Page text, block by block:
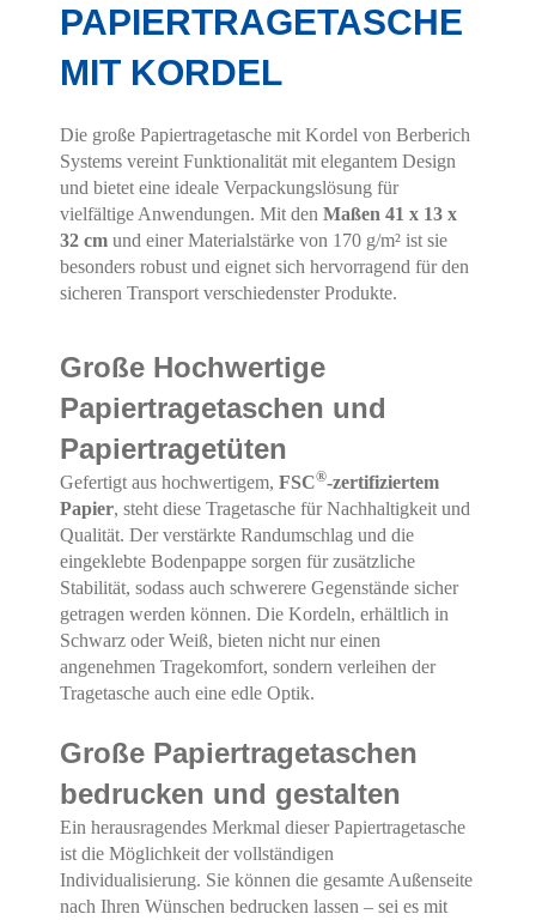
PAPIERTRAGETASCHE
MIT KORDEL
Die große Papiertragetasche mit Kordel von Berberich
Systems vereint Funktionalität mit elegantem Design
und bietet eine ideale Verpackungslösung für
vielfältige Anwendungen. Mit den Maßen 41 x 13 x
32 cm und einer Materialstärke von 170 g/m² ist sie
besonders robust und eignet sich hervorragend für den
sicheren Transport verschiedenster Produkte.
Große Hochwertige
Papiertragetaschen und
Papiertragetüten
Gefertigt aus hochwertigem, FSC®-zertifiziertem
Papier, steht diese Tragetasche für Nachhaltigkeit und
Qualität. Der verstärkte Randumschlag und die
eingeklebte Bodenpappe sorgen für zusätzliche
Stabilität, sodass auch schwerere Gegenstände sicher
getragen werden können. Die Kordeln, erhältlich in
Schwarz oder Weiß, bieten nicht nur einen
angenehmen Tragekomfort, sondern verleihen der
Tragetasche auch eine edle Optik.
Große Papiertragetaschen
bedrucken und gestalten
Ein herausragendes Merkmal dieser Papiertragetasche
ist die Möglichkeit der vollständigen
Individualisierung. Sie können die gesamte Außenseite
nach Ihren Wünschen bedrucken lassen – sei es mit